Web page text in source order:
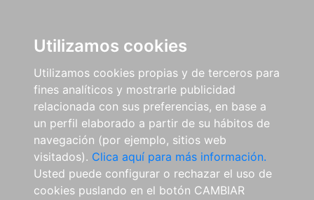
Utilizamos cookies
Utilizamos cookies propias y de terceros para
fines analíticos y mostrarle publicidad
relacionada con sus preferencias, en base a
un perfil elaborado a partir de su hábitos de
navegación (por ejemplo, sitios web
visitados). Clica aquí para más información.
Usted puede configurar o rechazar el uso de
cookies puslando en el botón CAMBIAR